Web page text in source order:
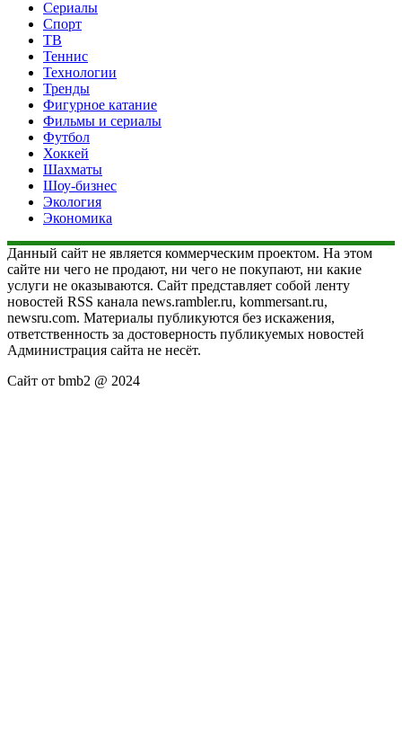
Сериалы
Спорт
ТВ
Теннис
Технологии
Тренды
Фигурное катание
Фильмы и сериалы
Футбол
Хоккей
Шахматы
Шоу-бизнес
Экология
Экономика
Данный сайт не является коммерческим проектом. На этом
сайте ни чего не продают, ни чего не покупают, ни какие
услуги не оказываются. Сайт представляет собой ленту
новостей RSS канала news.rambler.ru, kommersant.ru,
newsru.com. Материалы публикуются без искажения,
ответственность за достоверность публикуемых новостей
Администрация сайта не несёт.
Сайт от bmb2 @ 2024